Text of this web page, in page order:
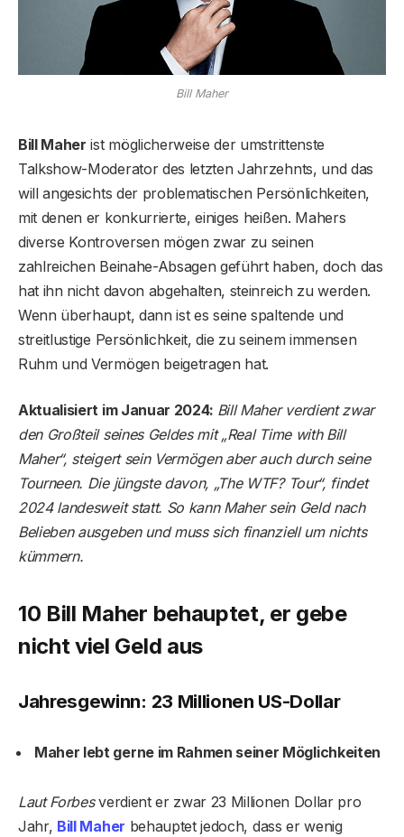
Bill Maher
Bill Maher ist möglicherweise der umstrittenste
Talkshow-Moderator des letzten Jahrzehnts, und das
will angesichts der problematischen Persönlichkeiten,
mit denen er konkurrierte, einiges heißen. Mahers
diverse Kontroversen mögen zwar zu seinen
zahlreichen Beinahe-Absagen geführt haben, doch das
hat ihn nicht davon abgehalten, steinreich zu werden.
Wenn überhaupt, dann ist es seine spaltende und
streitlustige Persönlichkeit, die zu seinem immensen
Ruhm und Vermögen beigetragen hat.
Aktualisiert im Januar 2024: Bill Maher verdient zwar
den Großteil seines Geldes mit „Real Time with Bill
Maher“, steigert sein Vermögen aber auch durch seine
Tourneen. Die jüngste davon, „The WTF? Tour“, findet
2024 landesweit statt. So kann Maher sein Geld nach
Belieben ausgeben und muss sich finanziell um nichts
kümmern.
10 Bill Maher behauptet, er gebe
nicht viel Geld aus
Jahresgewinn: 23 Millionen US-Dollar
Maher lebt gerne im Rahmen seiner Möglichkeiten
Laut Forbesverdient er zwar 23 Millionen Dollar pro
Jahr, Bill Maher behauptet jedoch, dass er wenig